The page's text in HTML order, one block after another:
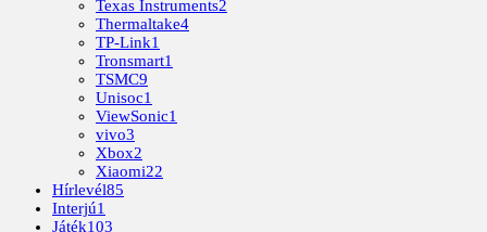
Texas Instruments2
Thermaltake4
TP-Link1
Tronsmart1
TSMC9
Unisoc1
ViewSonic1
vivo3
Xbox2
Xiaomi22
Hírlevél85
Interjú1
Játék103